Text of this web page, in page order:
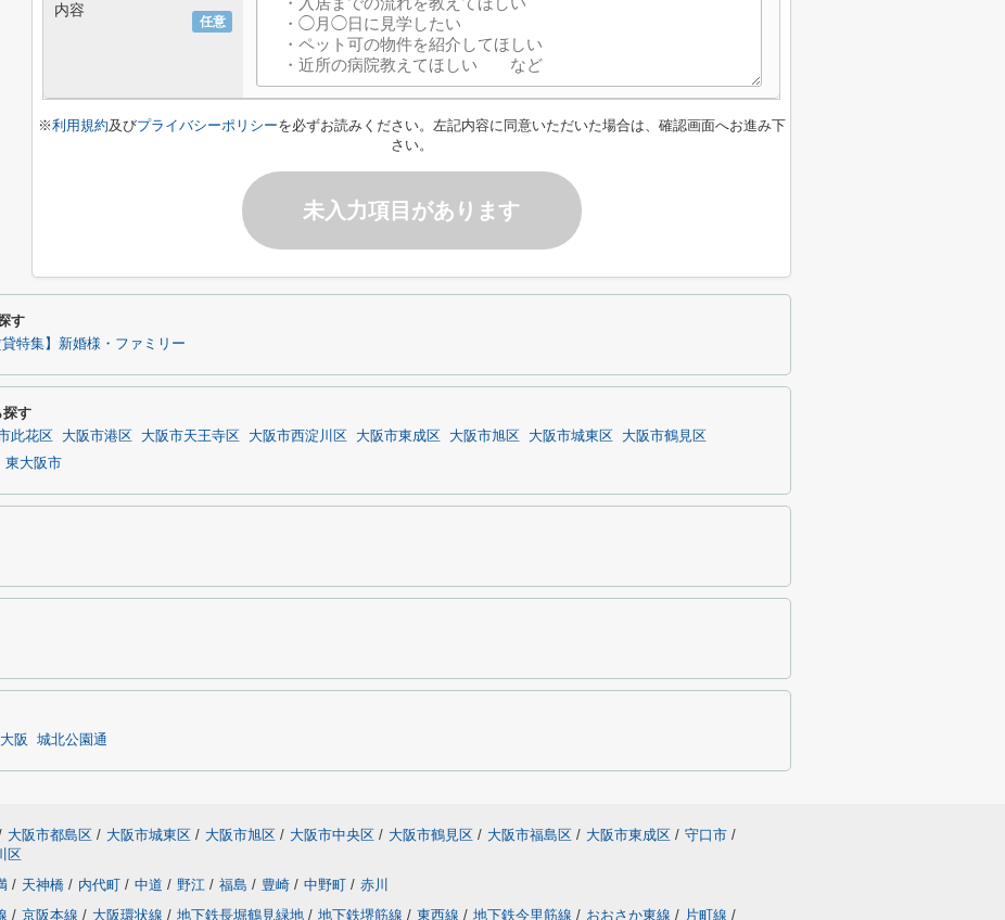
任意
内容
※利用規約及びプライバシーポリシーを必ずお読みください。左記内容に同意いただいた場合は、確認画面へお進み下
さい。
未入力項目があります
す
貸特集】新婚様・ファミリー
探す
此花区 大阪市港区 大阪市天王寺区 大阪市西淀川区 大阪市東成区 大阪市旭区 大阪市城東区
大阪市鶴見区
東大阪市
阪 城北公園通
大阪市都島区 / 大阪市城東区 / 大阪市旭区 / 大阪市中央区 / 大阪市鶴見区 / 大阪市福島区 / 大阪市東成区 / 守口市 /
区
/ 天神橋 / 内代町 / 中道 / 野江 / 福島 / 豊崎 / 中野町 / 赤川
/ 京阪本線 / 大阪環状線 / 地下鉄長堀鶴見緑地 / 地下鉄堺筋線 / 東西線 / 地下鉄今里筋線 / おおさか東線 / 片町線 /